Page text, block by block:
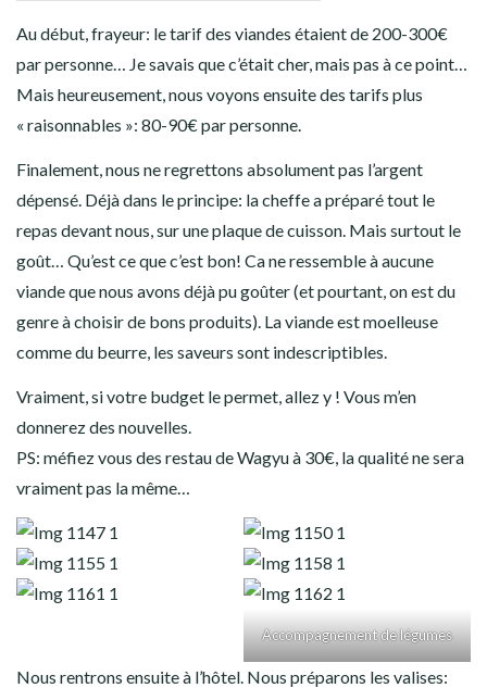
Au début, frayeur: le tarif des viandes étaient de 200-300€
par personne… Je savais que c’était cher, mais pas à ce point…
Mais heureusement, nous voyons ensuite des tarifs plus
« raisonnables »: 80-90€ par personne.
Finalement, nous ne regrettons absolument pas l’argent
dépensé. Déjà dans le principe: la cheffe a préparé tout le
repas devant nous, sur une plaque de cuisson. Mais surtout le
goût… Qu’est ce que c’est bon! Ca ne ressemble à aucune
viande que nous avons déjà pu goûter (et pourtant, on est du
genre à choisir de bons produits). La viande est moelleuse
comme du beurre, les saveurs sont indescriptibles.
Vraiment, si votre budget le permet, allez y ! Vous m’en
donnerez des nouvelles.
PS: méfiez vous des restau de Wagyu à 30€, la qualité ne sera
vraiment pas la même…
Accompagnement de légumes
Nous rentrons ensuite à l’hôtel. Nous préparons les valises: